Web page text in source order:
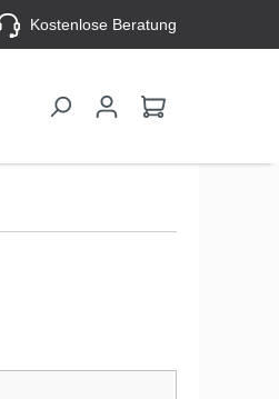
Kostenlose Beratung